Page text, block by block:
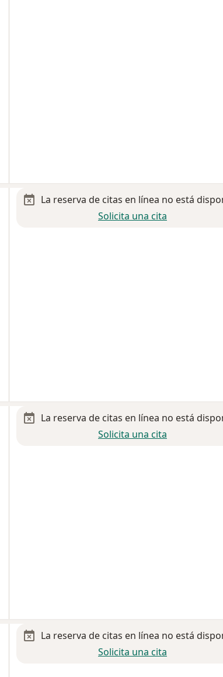
La reserva de citas en línea no está
Solicita una cita
La reserva de citas en línea no está
Solicita una cita
La reserva de citas en línea no está
Solicita una cita